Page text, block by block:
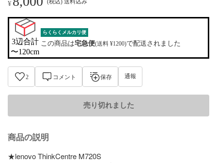
¥
3辺合計
〜120cm
らくらくメルカリ便
この商品は宅急便(送料 ¥1200)で配送されました
2 コメント 保存 通報
売り切れました
商品の説明
★lenovo ThinkCentre M720S